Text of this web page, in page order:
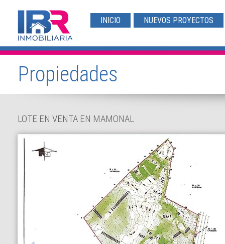
INICIO NUEVOS PROYECTOS
Propiedades
LOTE EN VENTA EN MAMONAL